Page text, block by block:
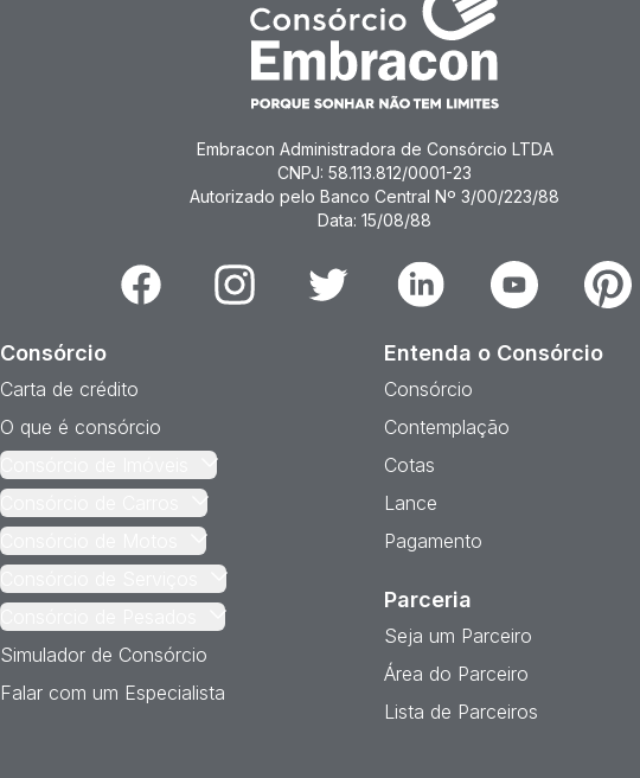
Embracon Administradora de Consórcio LTDA
CNPJ: 58.113.812/0001-23
Autorizado pelo Banco Central Nº 3/00/223/88
Data: 15/08/88
Facebook Instagram Twitter Linkedin Youtube
Consórcio
Carta de crédito
O que é consórcio
Simulador de Consórcio
Falar com um Especialista
Entenda o Consórcio
Consórcio
Contemplação
Cotas
Lance
Pagamento
Parceria
Seja um Parceiro
Área do Parceiro
Lista de Parceiros